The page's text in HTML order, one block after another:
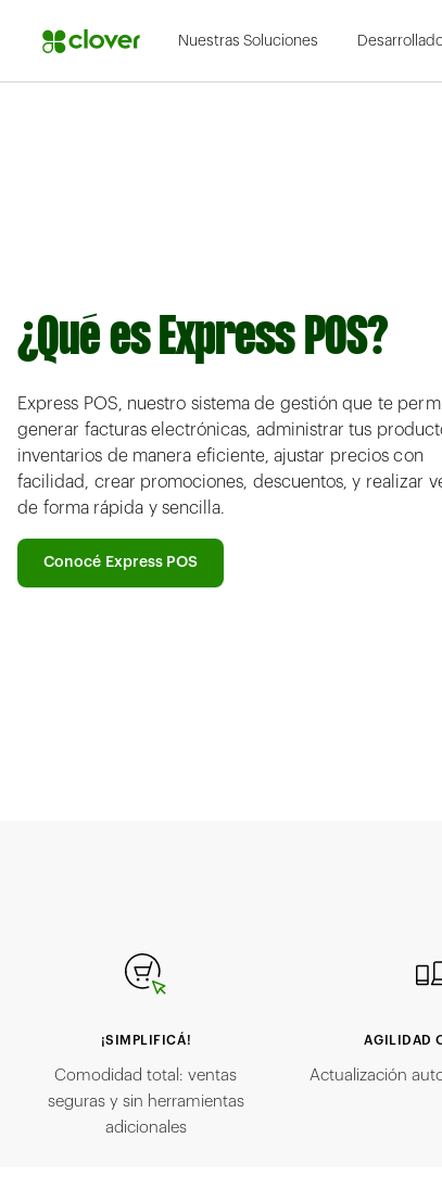
Nuestras Soluciones
¿Qué es Express POS?
Express POS, nuestro sistema de gestión que te
generar facturas electrónicas, administrar tus
inventarios de manera eficiente, ajustar precios con
facilidad, crear promociones, descuentos, y realizar
de forma rápida y sencilla.
Conocé Express POS
¡SIMPLIFICÁ!
Comodidad total: ventas
seguras y sin herramientas
adicionales
AGILIDAD
Actualización